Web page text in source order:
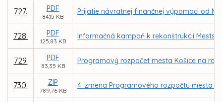
727. PDF
84,15 KB
Prijatie návratnej finančnej výpomoci od
728. PDF
125,83 KB
Informačná kampaň k rekonštrukcii
729. PDF
83,35 KB
Programový rozpočet mesta Košice na rok
730. ZIP
789,76 KB
4. zmena Programového rozpočtu mesta